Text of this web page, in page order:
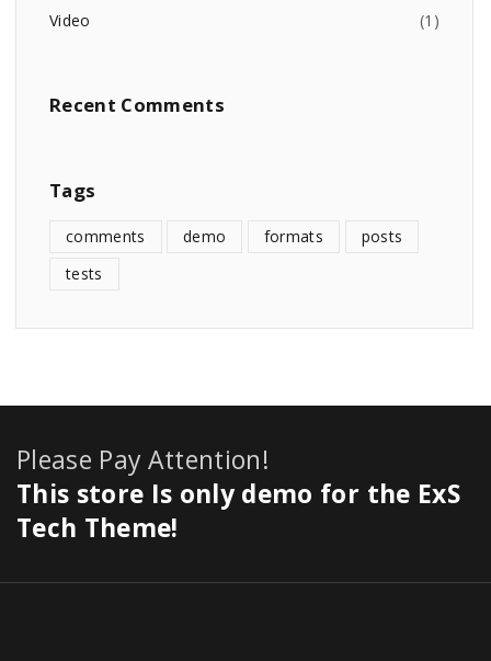
(1 )
Video
Recent Comments
Tags
comments demo formats
posts
tests
Please Pay Attention!
This store Is only demo for the ExS
Tech Theme!